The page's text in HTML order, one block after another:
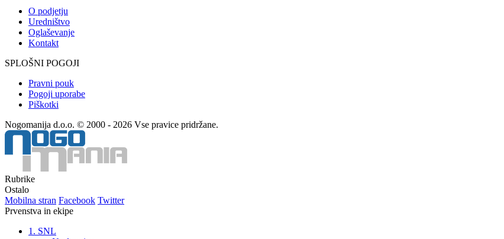
O podjetju
Uredništvo
Oglaševanje
Kontakt
SPLOŠNI POGOJI
Pravni pouk
Pogoji uporabe
Piškotki
Nogomanija d.o.o. © 2000 - 2026 Vse pravice pridržane.
Rubrike
Ostalo
Mobilna stran Facebook Twitter
Prvenstva in ekipe
1. SNL